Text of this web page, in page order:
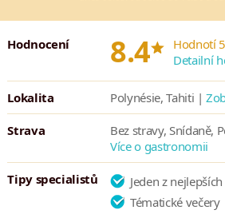
Hodnocení 8.4* Hodnotí
Detailní
Lokalita Polynésie, Tahiti |
Strava
Bez stravy, Snídaně,
Více o gastronomii
Tipy specialistů
Jeden z
Tématické večery